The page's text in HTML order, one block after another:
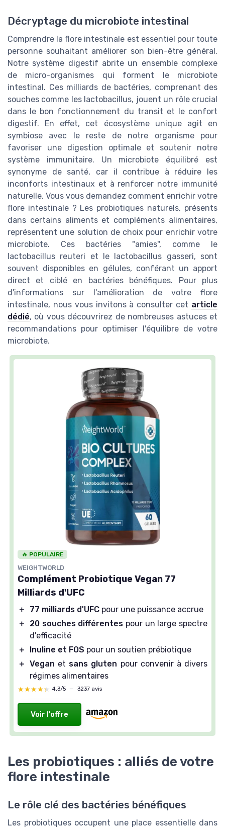
Décryptage du microbiote intestinal
Comprendre la flore intestinale est essentiel pour toute
personne souhaitant améliorer son bien-être général.
Notre système digestif abrite un ensemble complexe
de micro-organismes qui forment le microbiote
intestinal. Ces milliards de bactéries, comprenant des
souches comme les lactobacillus, jouent un rôle crucial
dans le bon fonctionnement du transit et le confort
digestif. En effet, cet écosystème unique agit en
symbiose avec le reste de notre organisme pour
favoriser une digestion optimale et soutenir notre
système immunitaire. Un microbiote équilibré est
synonyme de santé, car il contribue à réduire les
inconforts intestinaux et à renforcer notre immunité
naturelle. Vous vous demandez comment enrichir votre
flore intestinale ? Les probiotiques naturels, présents
dans certains aliments et compléments alimentaires,
représentent une solution de choix pour enrichir votre
microbiote. Ces bactéries "amies", comme le
lactobacillus reuteri et le lactobacillus gasseri, sont
souvent disponibles en gélules, conférant un apport
direct et ciblé en bactéries bénéfiques. Pour plus
d'informations sur l'amélioration de votre flore
intestinale, nous vous invitons à consulter cet article
dédié, où vous découvrirez de nombreuses astuces et
recommandations pour optimiser l'équilibre de votre
microbiote.
🔥 POPULAIRE
WEIGHTWORLD
Complément Probiotique Vegan 77
Milliards d'UFC
＋ 77 milliards d'UFC pour une puissance accrue
＋
20 souches différentes pour un large spectre
d'efficacité
＋
Inuline et FOS pour un soutien prébiotique
＋ Vegan et sans gluten pour convenir à divers
régimes alimentaires
★★★★★
★★★★★ 4,3/5 — 3237 avis
Voir l'offre
Les probiotiques : alliés de votre
flore intestinale
Le rôle clé des bactéries bénéfiques
Les probiotiques occupent une place essentielle dans